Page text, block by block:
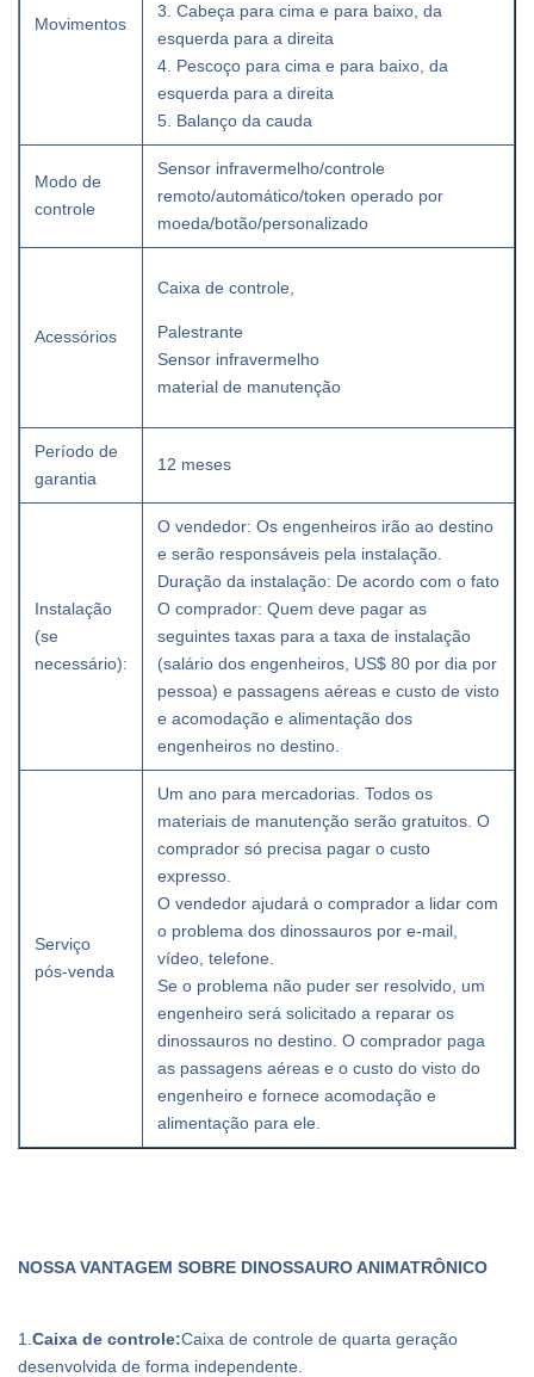
Movimentos
3. Cabeça para cima e para baixo, da
esquerda para a direita
4. Pescoço para cima e para baixo, da
esquerda para a direita
5. Balanço da cauda
Modo de
controle
Sensor infravermelho/controle
remoto/automático/token operado por
moeda/botão/personalizado
Acessórios
Caixa de controle,
Palestrante
Sensor infravermelho
material de manutenção
Período de
garantia
12 meses
Instalação
(se
necessário):
O vendedor: Os engenheiros irão ao destino
e serão responsáveis ​​pela instalação.
Duração da instalação: De acordo com o fato
O comprador: Quem deve pagar as
seguintes taxas para a taxa de instalação
(salário dos engenheiros, US$ 80 por dia por
pessoa) e passagens aéreas e custo de visto
e acomodação e alimentação dos
engenheiros no destino.
Serviço
pós-venda
Um ano para mercadorias. Todos os
materiais de manutenção serão gratuitos. O
comprador só precisa pagar o custo
expresso.
O vendedor ajudará o comprador a lidar com
o problema dos dinossauros por e-mail,
vídeo, telefone.
Se o problema não puder ser resolvido, um
engenheiro será solicitado a reparar os
dinossauros no destino. O comprador paga
as passagens aéreas e o custo do visto do
engenheiro e fornece acomodação e
alimentação para ele.
NOSSA VANTAGEM SOBRE DINOSSAURO ANIMATRÔNICO
1. Caixa de controle:Caixa de controle de quarta geração
desenvolvida de forma independente.